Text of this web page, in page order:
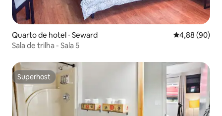
Quarto de hotel ⋅ Seward 4,88 de uma
4,88 (90)
Sala de trilha - Sala 5
Superhost
Superhost